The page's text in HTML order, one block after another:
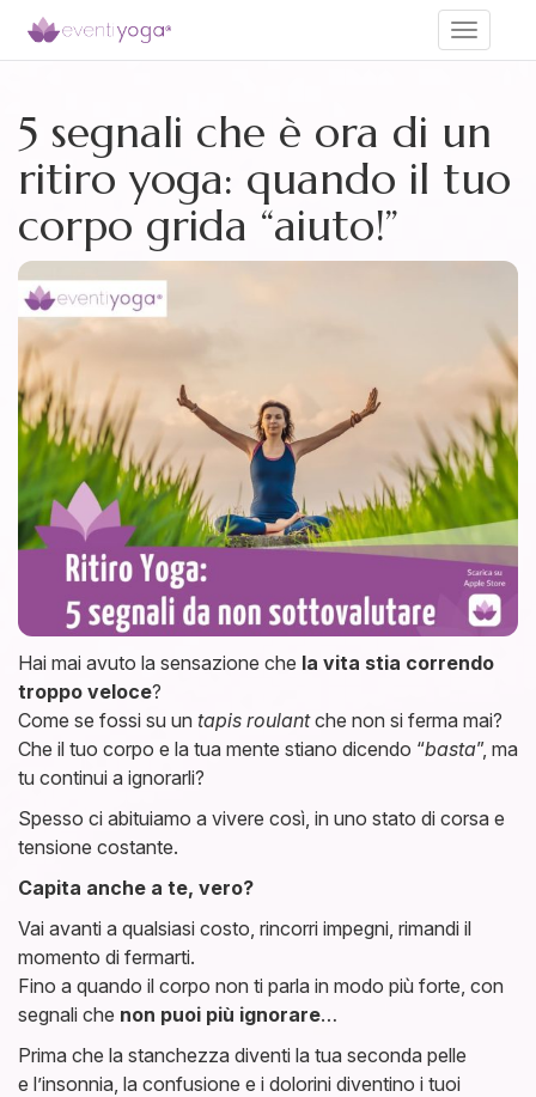
Toggle
5 segnali che è ora di un
ritiro yoga: quando il tuo
corpo grida “aiuto!”
Hai mai avuto la sensazione che la vita stia correndo
troppo veloce?
Come se fossi su un tapis roulantche non si ferma mai?
Che il tuo corpo e la tua mente stiano dicendo “basta”, ma
tu continui a ignorarli?
Spesso ci abituiamo a vivere così, in uno stato di corsa e
tensione costante.
Capita anche a te, vero?
Vai avanti a qualsiasi costo, rincorri impegni, rimandi il
momento di fermarti.
Fino a quando il corpo non ti parla in modo più forte, con
segnali che non puoi più ignorare…
Prima che la stanchezza diventi la tua seconda pelle
e l’insonnia, la confusione e i dolorini diventino i tuoi